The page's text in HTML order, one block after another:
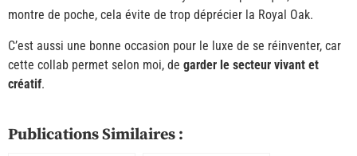
montre de poche, cela évite de trop déprécier la Royal Oak.
C’est aussi une bonne occasion pour le luxe de se réinventer, car
cette collab permet selon moi, de garder le secteur vivant et
créatif.
Publications Similaires :